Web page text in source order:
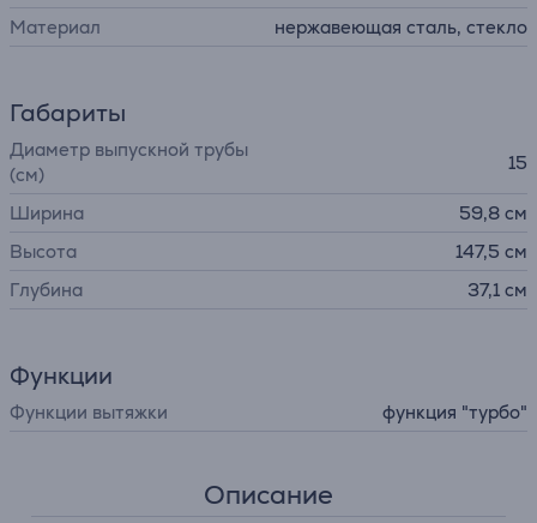
Материал нержавеющая сталь, стекло
Габариты
Диаметр выпускной трубы
(см)
15
Ширина
59,8 см
Высота
147,5 см
Глубина
37,1 см
Функции
Функции вытяжки функция "турбо"
Описание